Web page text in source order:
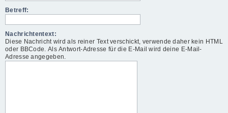
Betreff:
Nachrichtentext:
Diese Nachricht wird als reiner Text verschickt, verwende daher kein HTML
oder BBCode. Als Antwort-Adresse für die E-Mail wird deine E-Mail-
Adresse angegeben.